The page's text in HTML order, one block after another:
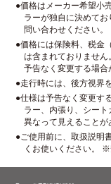
●価格はメーカー希望小
ラーが独自に決めて
問い合わせください。
●価格には保険料、税金
は含まれておりませ
予告なく変更する場合
●走行時には、後方視界
●仕様は予告なく変更す
ラー、内張り、シー
異なって見えることが
●ご使用前に、取扱説明
くお使いください。 ※